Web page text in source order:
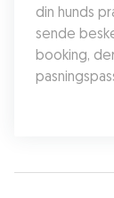
din hunds
sende
booking,